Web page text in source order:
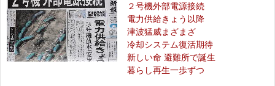
２号機外部電源接続
電力供給きょう以降
津波猛威まざまざ
冷却システム復活期待
新しい命 避難所で誕生
暮らし再生一歩ずつ